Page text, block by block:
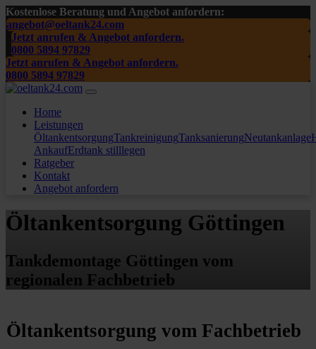
Kostenlose Beratung und Angebot anfordern:
angebot@oeltank24.com
Jetzt anrufen & Angebot anfordern.
0800 5894 97829
Jetzt anrufen & Angebot anfordern.
0800 5894 97829
Home
Leistungen
ÖltankentsorgungTankreinigungTanksanierungNeutankanlage
AnkaufErdtank stilllegen
Ratgeber
Kontakt
Angebot anfordern
Öltankentsorgung Göttingen
Tankdemontage Göttingen vom
regionalen Fachbetrieb
Öltankentsorgung vom Fachbetrieb